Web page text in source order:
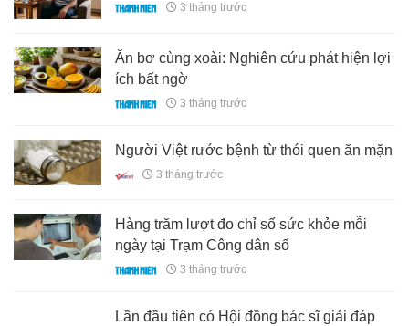
3 tháng trước
Ăn bơ cùng xoài: Nghiên cứu phát hiện lợi
ích bất ngờ
3 tháng trước
Người Việt rước bệnh từ thói quen ăn mặn
3 tháng trước
Hàng trăm lượt đo chỉ số sức khỏe mỗi
ngày tại Trạm Công dân số
3 tháng trước
Lần đầu tiên có Hội đồng bác sĩ giải đáp